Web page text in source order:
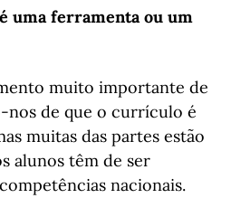
uma ferramenta ou um
muito importante de
nos de que o currículo é
muitas das partes estão
alunos têm de ser
nacionais.